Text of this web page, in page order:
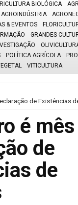
BIOLÓGICA
AGROINDÚSTRIA
& EVENTOS
GRANDES
POLÍTICA AGRÍCOLA
VITICULTURA
de Existências
é
de
de